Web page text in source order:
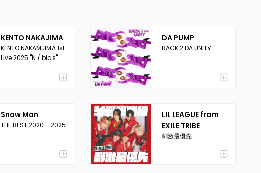
KENTO NAKAJIMA
KENTO NAKAMJIMA 1st
Live 2025 "N / bias"
DA PUMP
BACK 2 DA UNITY
Snow Man
THE BEST 2020 - 2025
LIL LEAGUE from
EXILE TRIBE
刺激最優先